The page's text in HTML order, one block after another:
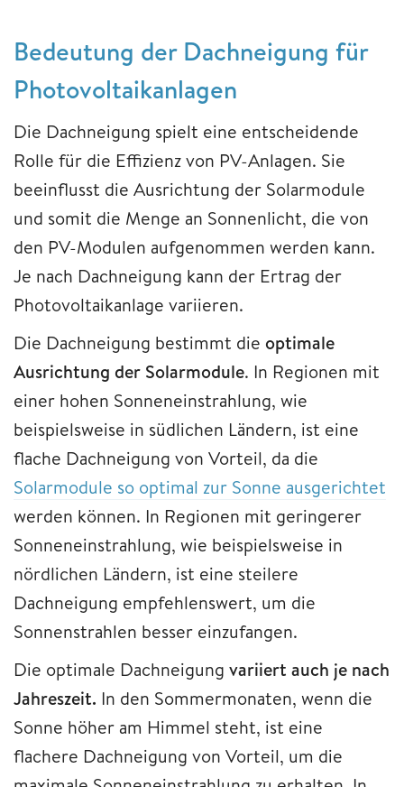
Bedeutung der Dachneigung für
Photovoltaikanlagen
Die Dachneigung spielt eine entscheidende
Rolle für die Effizienz von PV-Anlagen. Sie
beeinflusst die Ausrichtung der Solarmodule
und somit die Menge an Sonnenlicht, die von
den PV-Modulen aufgenommen werden kann.
Je nach Dachneigung kann der Ertrag der
Photovoltaikanlage variieren.
Die Dachneigung bestimmt die optimale
Ausrichtung der Solarmodule. In Regionen mit
einer hohen Sonneneinstrahlung, wie
beispielsweise in südlichen Ländern, ist eine
flache Dachneigung von Vorteil, da die
Solarmodule so optimal zur Sonne ausgerichtet
werden können. In Regionen mit geringerer
Sonneneinstrahlung, wie beispielsweise in
nördlichen Ländern, ist eine steilere
Dachneigung empfehlenswert, um die
Sonnenstrahlen besser einzufangen.
Die optimale Dachneigung variiert auch je nach
Jahreszeit. In den Sommermonaten, wenn die
Sonne höher am Himmel steht, ist eine
flachere Dachneigung von Vorteil, um die